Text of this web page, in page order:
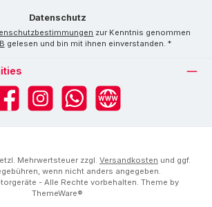
Datenschutz
zur Kenntnis genommen
gelesen und bin mit ihnen einverstanden. *
InstagramWhatsAppWebsite
Mehrwertsteuer zzgl. Versandkosten und ggf.
wenn nicht anders angegeben.
- Alle Rechte vorbehalten. Theme by
ThemeWare®